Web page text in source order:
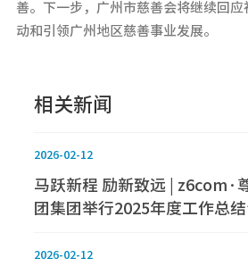
善。下一步，广州市慈善会将继续回
动和引领广州地区慈善事业发展。
相关新闻
2026-02-12
马跃新程 励新致远 | z6com·
团集团举行2025年度工作总
2026-02-12